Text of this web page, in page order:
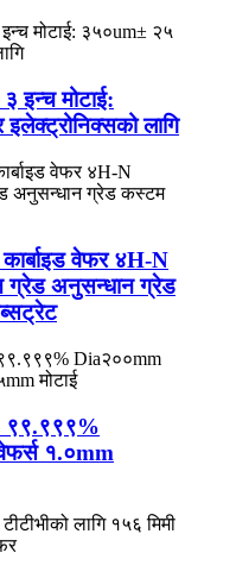
इन्च मोटाई:
लागि
वेफर ४H-N
ग्रेड अनुसन्धान ग्रेड
९९.९९९%
१.०mm